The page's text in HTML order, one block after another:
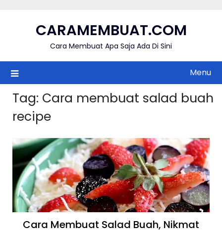
CARAMEMBUAT.COM
Cara Membuat Apa Saja Ada Di Sini
Menu
Tag: Cara membuat salad buah
recipe
Cara Membuat Salad Buah, Nikmat